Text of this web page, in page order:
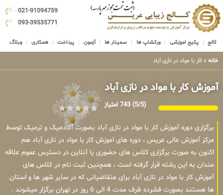
021-91094759
093-39535771
کالج پکیج اموزشی ورکشاپ ها سمینار ها آزمون پرداخت همکاری وبلاگ
خانه » کار با مواد در نازی آباد
آموزش کار با مواد در نازی آباد
(5/5) 743 امتیاز
برگزاری دوره آموزش کار با مواد در نازی آباد بصورت آکادمیک و ترمیک توسط
مرکز آموزش عالی عریس ، دوره های اموزش کار با مواد در نازی آباد هم
اکنون به صورت برگزاری کلاس های حضوری یا آنلاین در دسترس عموم علاقه
مندان به این رشته قرار گرفته است ، همچنین ثبت نام در کلاس های
آموزش کار با مواد در نازی آباد برای متقاضیانی که در سایر شهر ها و استان
ها هستند بصورت فشرده ظرف مدت 4 الی 6 روز در تهران برگزار میشوند .